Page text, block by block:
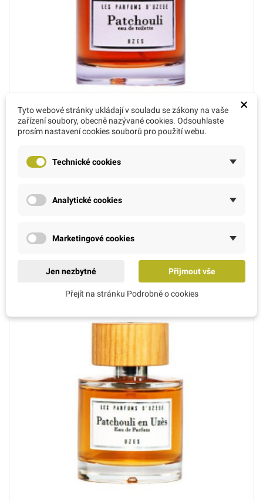
×
Tyto webové stránky ukládají v souladu se zákony na vaše
zařízení soubory, obecně nazývané cookies. Odsouhlaste
prosím nastavení cookies souborů pro použití webu.
Technické cookies
Analytické cookies
Marketingové cookies
Jen nezbytné Přijmout vše
Přejít na stránku Podrobně o cookies